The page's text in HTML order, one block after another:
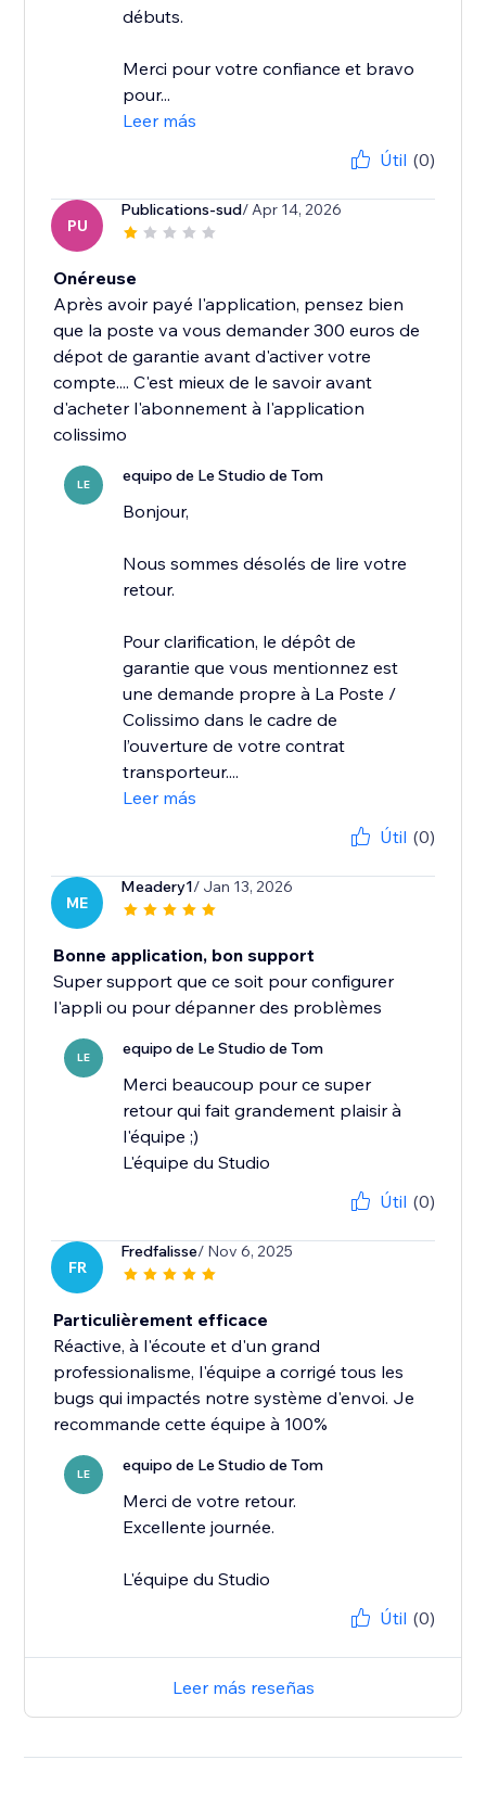
débuts.
Merci pour votre confiance et bravo
pour...
Leer más
Útil (0)
PU
Publications-sud/ Apr 14, 2026
Onéreuse
Après avoir payé l'application, pensez bien
que la poste va vous demander 300 euros de
dépot de garantie avant d'activer votre
compte.... C'est mieux de le savoir avant
d'acheter l'abonnement à l'application
colissimo
LE equipo de Le Studio de Tom
Bonjour,
Nous sommes désolés de lire votre
retour.
Pour clarification, le dépôt de
garantie que vous mentionnez est
une demande propre à La Poste /
Colissimo dans le cadre de
l’ouverture de votre contrat
transporteur....
Leer más
Útil (0)
ME
Meadery1/ Jan 13, 2026
Bonne application, bon support
Super support que ce soit pour configurer
l'appli ou pour dépanner des problèmes
LE equipo de Le Studio de Tom
Merci beaucoup pour ce super
retour qui fait grandement plaisir à
l'équipe ;)
L'équipe du Studio
Útil (0)
FR
Fredfalisse/ Nov 6, 2025
Particulièrement efficace
Réactive, à l'écoute et d'un grand
professionalisme, l'équipe a corrigé tous les
bugs qui impactés notre système d'envoi. Je
recommande cette équipe à 100%
LE equipo de Le Studio de Tom
Merci de votre retour.
Excellente journée.
L'équipe du Studio
Útil (0)
Leer más reseñas